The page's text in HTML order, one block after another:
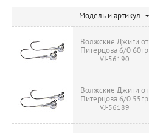
Модель и артикул
Волжские Джиги от
Питерцова 6/0 60гр
VJ-56190
Волжские Джиги от
Питерцова 6/0 55гр
VJ-56189